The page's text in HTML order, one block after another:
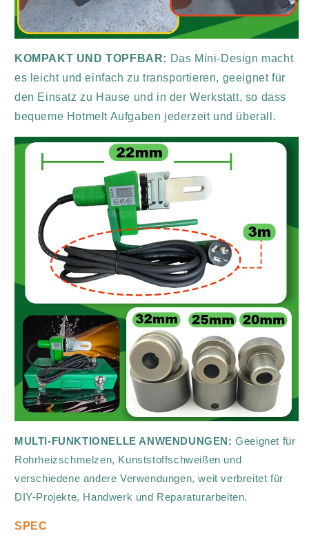
KOMPAKT UND TOPFBAR: Das Mini-Design macht
es leicht und einfach zu transportieren, geeignet für
den Einsatz zu Hause und in der Werkstatt, so dass
bequeme Hotmelt Aufgaben jederzeit und überall.
MULTI-FUNKTIONELLE ANWENDUNGEN:Geeignet für
Rohrheizschmelzen, Kunststoffschweißen und
verschiedene andere Verwendungen, weit verbreitet für
DIY-Projekte, Handwerk und Reparaturarbeiten.
SPEC